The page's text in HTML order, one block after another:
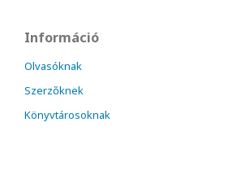
Információ
Olvasóknak
Szerzőknek
Könyvtárosoknak